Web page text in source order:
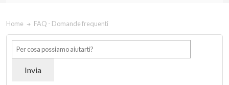
Home FAQ - Domande frequenti
Invia